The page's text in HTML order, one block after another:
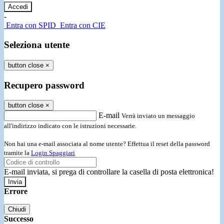
-
Entra con SPID Entra con CIE
Seleziona utente
button close ×
Recupero password
button close ×
E-mail Verrà inviato un messaggio
all'indirizzo indicato con le istruzioni necessarie.
Non hai una e-mail associata al nome utente? Effettua il reset della password
tramite la Login Spaggiari
E-mail inviata, si prega di controllare la casella di posta elettronica!
Errore
Chiudi
Successo